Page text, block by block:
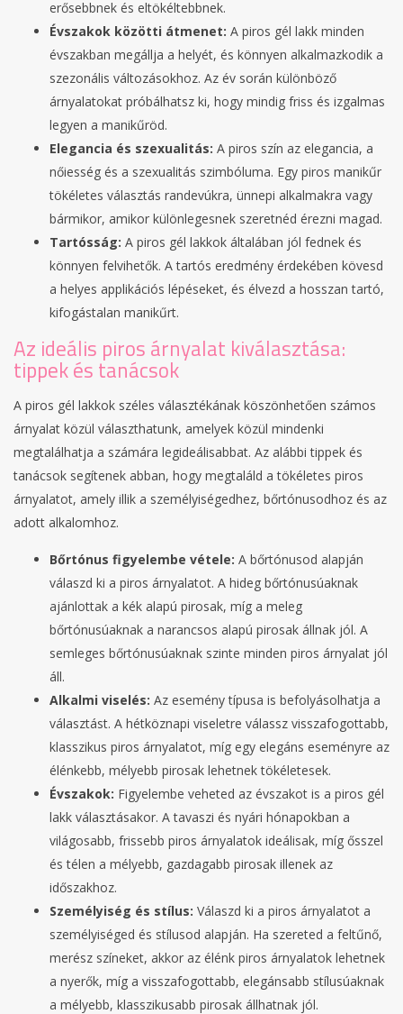
erősebbnek és eltökéltebbnek.
Évszakok közötti átmenet: A piros gél lakk minden
évszakban megállja a helyét, és könnyen alkalmazkodik a
szezonális változásokhoz. Az év során különböző
árnyalatokat próbálhatsz ki, hogy mindig friss és izgalmas
legyen a manikűröd.
Elegancia és szexualitás: A piros szín az elegancia, a
nőiesség és a szexualitás szimbóluma. Egy piros manikűr
tökéletes választás randevúkra, ünnepi alkalmakra vagy
bármikor, amikor különlegesnek szeretnéd érezni magad.
Tartósság: A piros gél lakkok általában jól fednek és
könnyen felvihetők. A tartós eredmény érdekében kövesd
a helyes applikációs lépéseket, és élvezd a hosszan tartó,
kifogástalan manikűrt.
Az ideális piros árnyalat kiválasztása:
tippek és tanácsok
A piros gél lakkok széles választékának köszönhetően számos
árnyalat közül választhatunk, amelyek közül mindenki
megtalálhatja a számára legideálisabbat. Az alábbi tippek és
tanácsok segítenek abban, hogy megtaláld a tökéletes piros
árnyalatot, amely illik a személyiségedhez, bőrtónusodhoz és az
adott alkalomhoz.
Bőrtónus figyelembe vétele: A bőrtónusod alapján
válaszd ki a piros árnyalatot. A hideg bőrtónusúaknak
ajánlottak a kék alapú pirosak, míg a meleg
bőrtónusúaknak a narancsos alapú pirosak állnak jól. A
semleges bőrtónusúaknak szinte minden piros árnyalat jól
áll.
Alkalmi viselés: Az esemény típusa is befolyásolhatja a
választást. A hétköznapi viseletre válassz visszafogottabb,
klasszikus piros árnyalatot, míg egy elegáns eseményre az
élénkebb, mélyebb pirosak lehetnek tökéletesek.
Évszakok: Figyelembe veheted az évszakot is a piros gél
lakk választásakor. A tavaszi és nyári hónapokban a
világosabb, frissebb piros árnyalatok ideálisak, míg ősszel
és télen a mélyebb, gazdagabb pirosak illenek az
időszakhoz.
Személyiség és stílus: Válaszd ki a piros árnyalatot a
személyiséged és stílusod alapján. Ha szereted a feltűnő,
merész színeket, akkor az élénk piros árnyalatok lehetnek
a nyerők, míg a visszafogottabb, elegánsabb stílusúaknak
a mélyebb, klasszikusabb pirosak állhatnak jól.